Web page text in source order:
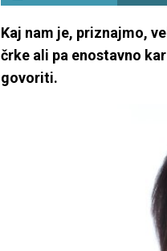
Kaj nam je, priznajmo,
črke ali pa enostavno
govoriti.